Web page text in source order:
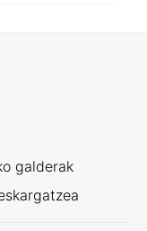
galderak